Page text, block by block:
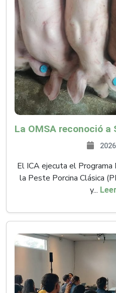
El ICA ejecuta el Programa
la Peste Porcina Clásica
y...